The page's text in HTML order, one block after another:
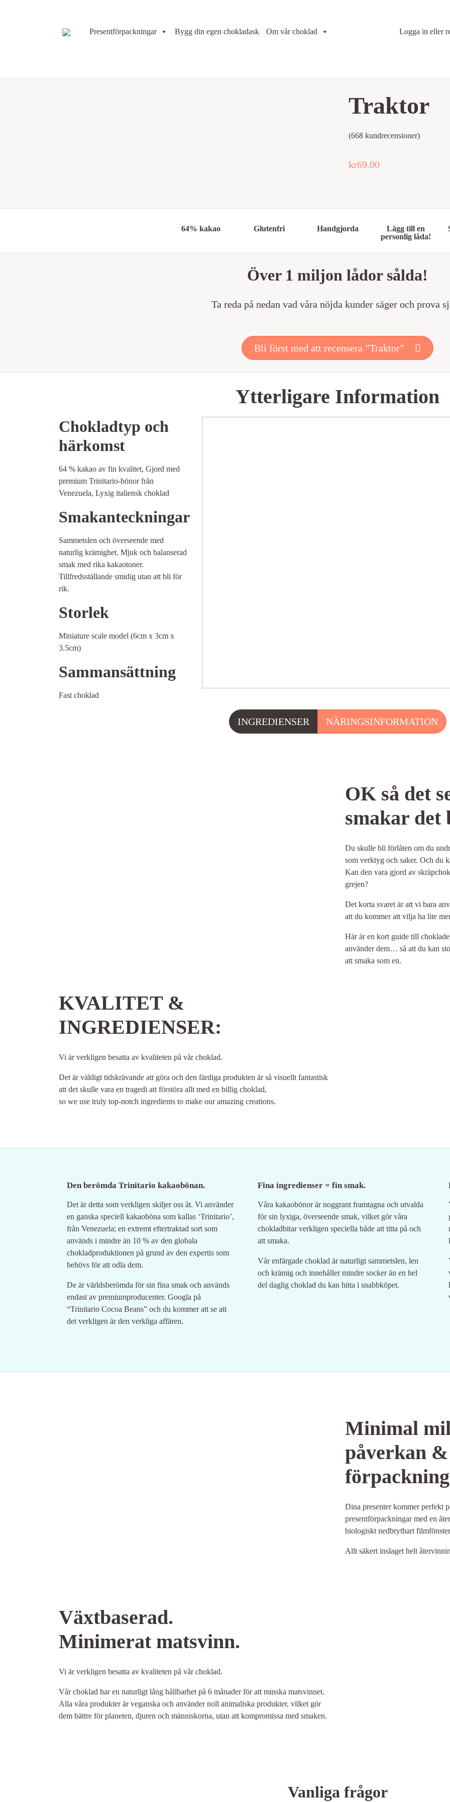
Huvudnavigering
Presentförpackningar Bygg din egen chokladask Om vår choklad Logga in eller
Traktor
(668 kundrecensioner)
kr69.00
64% kakao Glutenfri Handgjorda
Lägg till en
personlig låda!
Över 1 miljon lådor sålda!
Ta reda på nedan vad våra nöjda kunder säger och prova
Bli först med att recensera ”Traktor”
Ytterligare Information
Chokladtyp och
härkomst
64 % kakao av ​​fin kvalitet, Gjord med
premium Trinitario-bönor från
Venezuela, Lyxig italiensk choklad
Smakanteckningar
Sammetslen och överseende med
naturlig krämighet. Mjuk och balanserad
smak med rika kakaotoner.
Tillfredsställande smidig utan att bli för
rik.
Storlek
Miniature scale model (6cm x 3cm x
3.5cm)
Sammansättning
Fast choklad
INGREDIENSER NÄRINGSINFORMATION
OK så det
smakar det
Du skulle bli förlåten om du
som verktyg och saker. Och du
Kan den vara gjord av
grejen?
Det korta svaret är att vi bara
att du kommer att vilja ha lite
Här är en kort guide till
använder dem… så att du kan
att smaka som en.
KVALITET &
INGREDIENSER:
Vi är verkligen besatta av kvaliteten på vår choklad.
Det är väldigt tidskrävande att göra och den färdiga produkten är så visuellt fantastisk
att det skulle vara en tragedi att förstöra allt med en billig choklad,
so we use truly top-notch ingredients to make our amazing creations.
Den berömda Trinitario kakaobönan.
Det är detta som verkligen skiljer oss åt. Vi använder
en ganska speciell kakaoböna som kallas ‘Trinitario’,
från Venezuela; en extremt eftertraktad sort som
används i mindre än 10 % av den globala
chokladproduktionen på grund av den expertis som
behövs för att odla dem.
De är världsberömda för sin fina smak och används
endast av premiumproducenter. Googla på
“Trinitario Cocoa Beans” och du kommer att se att
det verkligen är den verkliga affären.
Fina ingredienser = fin smak.
Våra kakaobönor är noggrant framtagna och utvalda
för sin lyxiga, överseende smak, vilket gör våra
chokladbitar verkligen speciella både att titta på och
att smaka.
Vår enfärgade choklad är naturligt sammetslen, len
och krämig och innehåller mindre socker än en hel
del daglig choklad du kan hitta i snabbköpet.
Minimal
påverkan
Dina presenter kommer perfekt
presentförpackningar med en
biologiskt nedbrytbart
Allt säkert inslaget helt
Växtbaserad.
Minimerat matsvinn.
Vi är verkligen besatta av kvaliteten på vår choklad.
Vår choklad har en naturligt lång hållbarhet på 6 månader för att minska matsvinnet.
Alla våra produkter är veganska och använder noll animaliska produkter, vilket gör
dem bättre för planeten, djuren och människorna, utan att kompromissa med smaken.
Vanliga frågor